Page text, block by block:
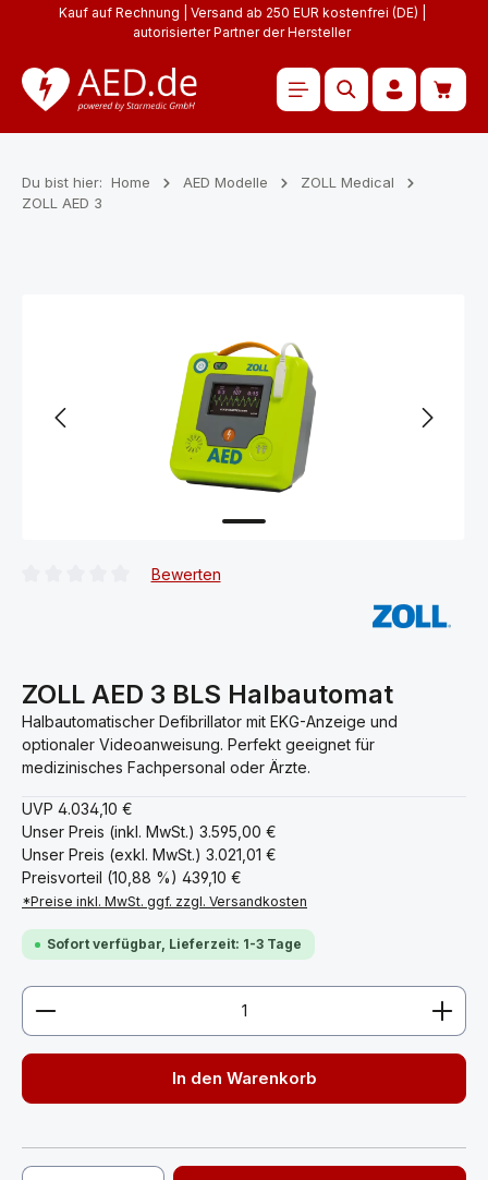
Zum Hauptinhalt springen
Kauf auf Rechnung | Versand ab 250 EUR kostenfrei (DE) |
autorisierter Partner der Hersteller
Du bist hier: Home AED Modelle
ZOLL Medical
ZOLL AED 3
Bewerten
ZOLL AED 3 BLS Halbautomat
Halbautomatischer Defibrillator mit EKG-Anzeige und
optionaler Videoanweisung. Perfekt geeignet für
medizinisches Fachpersonal oder Ärzte.
UVP 4.034,10 €
Unser Preis (inkl. MwSt.) 3.595,00 €
Unser Preis (exkl. MwSt.) 3.021,01 €
Preisvorteil (10,88 %) 439,10 €
*Preise inkl. MwSt. ggf. zzgl. Versandkosten
Sofort verfügbar, Lieferzeit: 1-3 Tage
Produkt Anzahl: Gib den gewünschten Wert ein
In den Warenkorb